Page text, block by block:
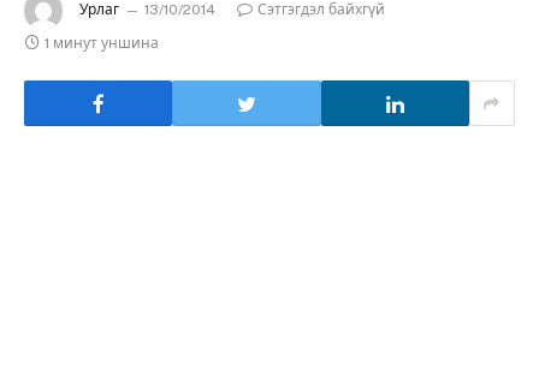
Урлаг 13/10/2014
Сэтгэгдэл байхгүй
1 минут уншина